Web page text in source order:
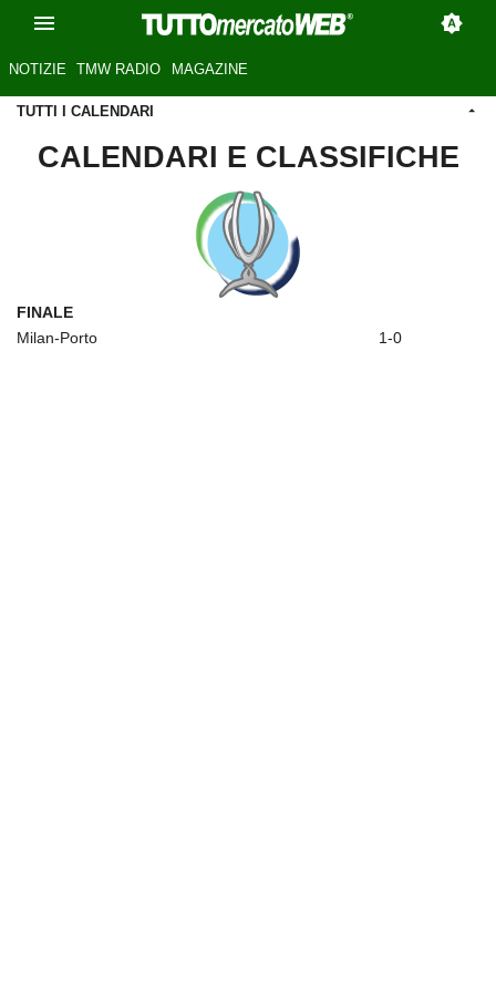
NOTIZIE TMW RADIO MAGAZINE
TUTTI I CALENDARI
CALENDARI E CLASSIFICHE
FINALE
Milan-Porto
1-0